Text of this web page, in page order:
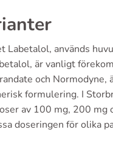
Labetalol, används
är vanligt
och
formulering. I
av 100 mg, 200 mg
doseringen för olika